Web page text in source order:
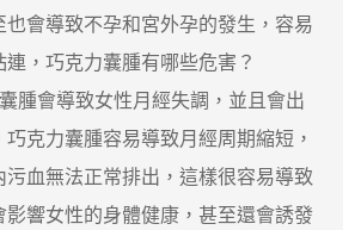
也會導致不孕和宮外孕的發生，容易
連，巧克力囊腫有哪些危害？
會導致女性月經失調，並且會出
克力囊腫容易導致月經周期縮短，
污血無法正常排出，這樣很容易導致
影響女性的身體健康，甚至還會誘發